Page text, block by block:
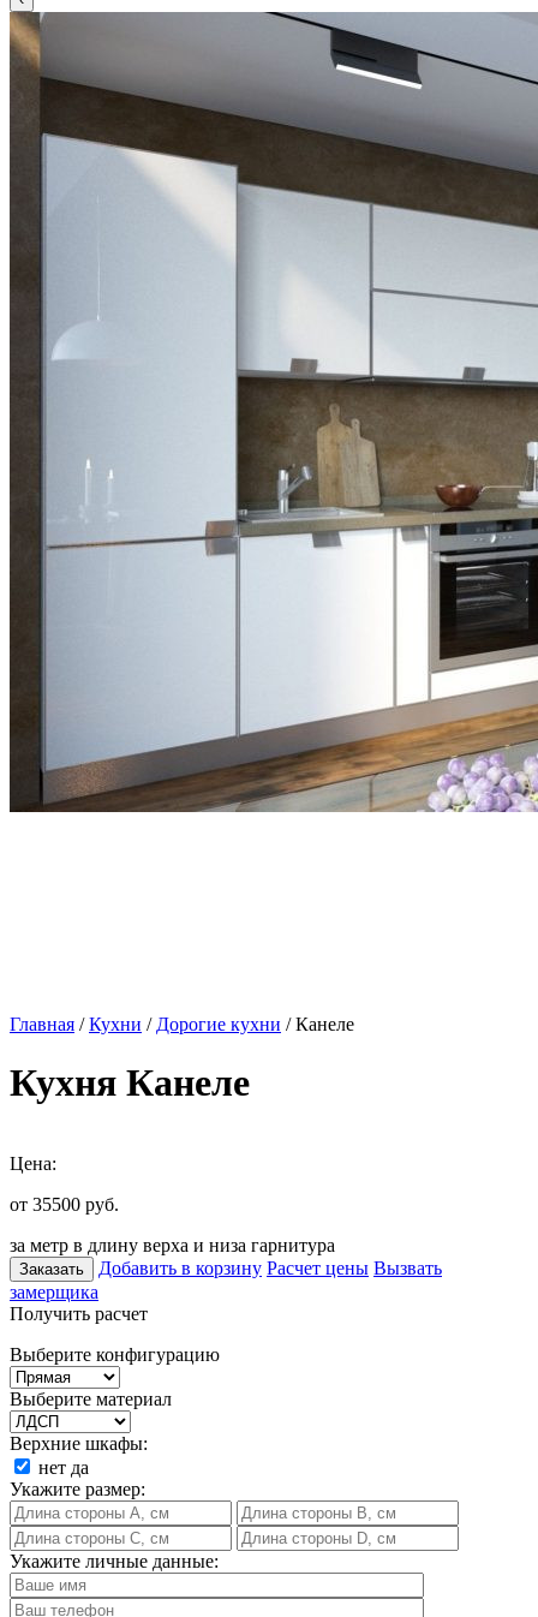
Главная /Кухни / Дорогие кухни / Канеле
Кухня Канеле
Цена:
от 35500 руб.
за метр в длину верха и низа гарнитура
Заказать Добавить в корзину Расчет цены Вызвать
замерщика
Получить расчет
Выберите конфигурацию
Выберите материал
Верхние шкафы:
нет да
Укажите размер:
Укажите личные данные: